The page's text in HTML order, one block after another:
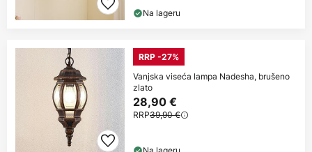
Na lageru
RRP -27%
Vanjska viseća lampa Nadesha, brušeno
zlato
28,90 €
RRP39,90 €